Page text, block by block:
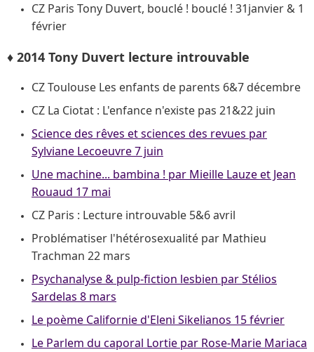
CZ Paris Tony Duvert, bouclé ! bouclé ! 31janvier & 1
février
♦ 2014 Tony Duvert lecture introuvable
CZ Toulouse Les enfants de parents 6&7 décembre
CZ La Ciotat : L'enfance n'existe pas 21&22 juin
Science des rêves et sciences des revues par
Sylviane Lecoeuvre 7 juin
Une machine... bambina ! par Mieille Lauze et Jean
Rouaud 17 mai
CZ Paris : Lecture introuvable 5&6 avril
Problématiser l'hétérosexualité par Mathieu
Trachman 22 mars
Psychanalyse & pulp-fiction lesbien par Stélios
Sardelas 8 mars
Le poème Californie d'Eleni Sikelianos 15 février
Le Parlem du caporal Lortie par Rose-Marie Mariaca